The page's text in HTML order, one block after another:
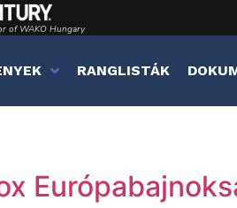
of WAKO Hungary
RANGLISTÁK